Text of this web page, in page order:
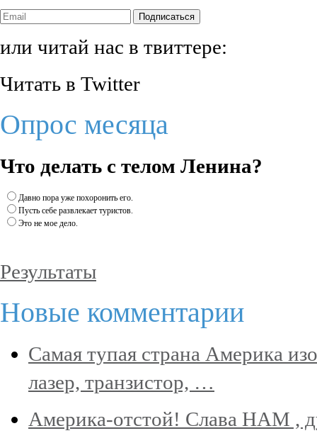
Подписаться
или читай нас в твиттере:
Читать в Twitter
Опрос месяца
Что делать с телом Ленина?
Давно пора уже похоронить его.
Пусть себе развлекает туристов.
Это не мое дело.
Результаты
Новые комментарии
Самая тупая страна Америка
лазер, транзистор, …
Америка-отстой! Слава НАМ ,